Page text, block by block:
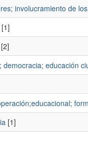
involucramiento de
democracia; educación
[1]